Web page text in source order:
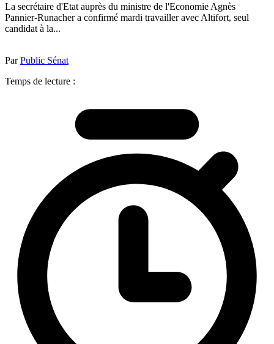
La secrétaire d'Etat auprès du ministre de l'Economie Agnès
Pannier-Runacher a confirmé mardi travailler avec Altifort, seul
candidat à la...
ParPublic Sénat
Temps de lecture :